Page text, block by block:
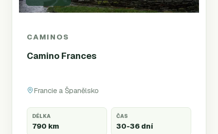
CAMINOS
Camino Frances
Francie a Španělsko
DÉLKA
790 km
ČAS
30-36 dní